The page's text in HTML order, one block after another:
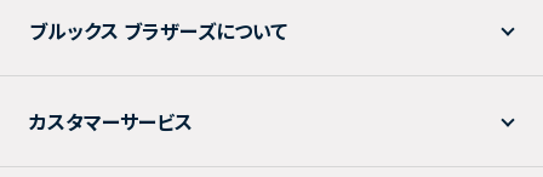
ブルックス ブラザーズについて
カスタマーサービス